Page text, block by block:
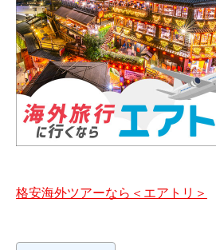
格安海外ツアーなら＜エアトリ＞